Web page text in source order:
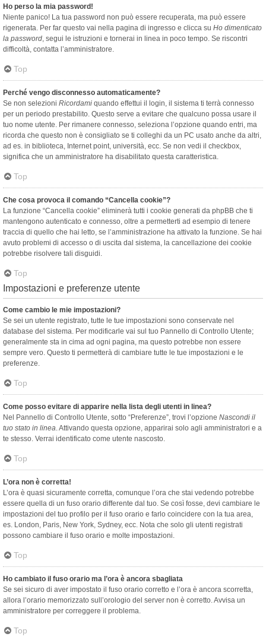
Ho perso la mia password!
Niente panico! La tua password non può essere recuperata, ma può essere
rigenerata. Per far questo vai nella pagina di ingresso e clicca su Ho dimenticato
la password, segui le istruzioni e tornerai in linea in poco tempo. Se riscontri
difficoltà, contatta l’amministratore.
Top
Perché vengo disconnesso automaticamente?
Se non selezioni Ricordami quando effettui il login, il sistema ti terrà connesso
per un periodo prestabilito. Questo serve a evitare che qualcuno possa usare il
tuo nome utente. Per rimanere connesso, seleziona l’opzione quando entri, ma
ricorda che questo non è consigliato se ti colleghi da un PC usato anche da altri,
ad es. in biblioteca, Internet point, università, ecc. Se non vedi il checkbox,
significa che un amministratore ha disabilitato questa caratteristica.
Top
Che cosa provoca il comando “Cancella cookie”?
La funzione “Cancella cookie” eliminerà tutti i cookie generati da phpBB che ti
mantengono autenticato e connesso, oltre a permetterti ad esempio di tenere
traccia di quello che hai letto, se l’amministrazione ha attivato la funzione. Se hai
avuto problemi di accesso o di uscita dal sistema, la cancellazione dei cookie
potrebbe risolvere tali disguidi.
Top
Impostazioni e preferenze utente
Come cambio le mie impostazioni?
Se sei un utente registrato, tutte le tue impostazioni sono conservate nel
database del sistema. Per modificarle vai sul tuo Pannello di Controllo Utente;
generalmente sta in cima ad ogni pagina, ma questo potrebbe non essere
sempre vero. Questo ti permetterà di cambiare tutte le tue impostazioni e le
preferenze.
Top
Come posso evitare di apparire nella lista degli utenti in linea?
Nel Pannello di Controllo Utente, sotto “Preferenze”, trovi l’opzione Nascondi il
tuo stato in linea. Attivando questa opzione, apparirai solo agli amministratori e a
te stesso. Verrai identificato come utente nascosto.
Top
L’ora non è corretta!
L’ora è quasi sicuramente corretta, comunque l’ora che stai vedendo potrebbe
essere quella di un fuso orario differente dal tuo. Se così fosse, devi cambiare le
impostazioni del tuo profilo per il fuso orario e farlo coincidere con la tua area,
es. London, Paris, New York, Sydney, ecc. Nota che solo gli utenti registrati
possono cambiare il fuso orario e molte impostazioni.
Top
Ho cambiato il fuso orario ma l’ora è ancora sbagliata
Se sei sicuro di aver impostato il fuso orario corretto e l’ora è ancora scorretta,
allora l’orario memorizzato sull’orologio del server non è corretto. Avvisa un
amministratore per correggere il problema.
Top